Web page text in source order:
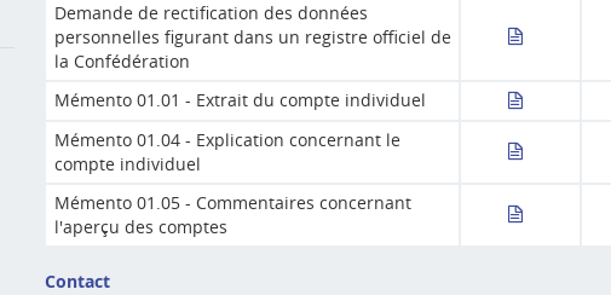
Demande de rectification des données
personnelles figurant dans un registre officiel de
la Confédération
Mémento 01.01 - Extrait du compte individuel
Mémento 01.04 - Explication concernant le
compte individuel
Mémento 01.05 - Commentaires concernant
l'aperçu des comptes
Contact